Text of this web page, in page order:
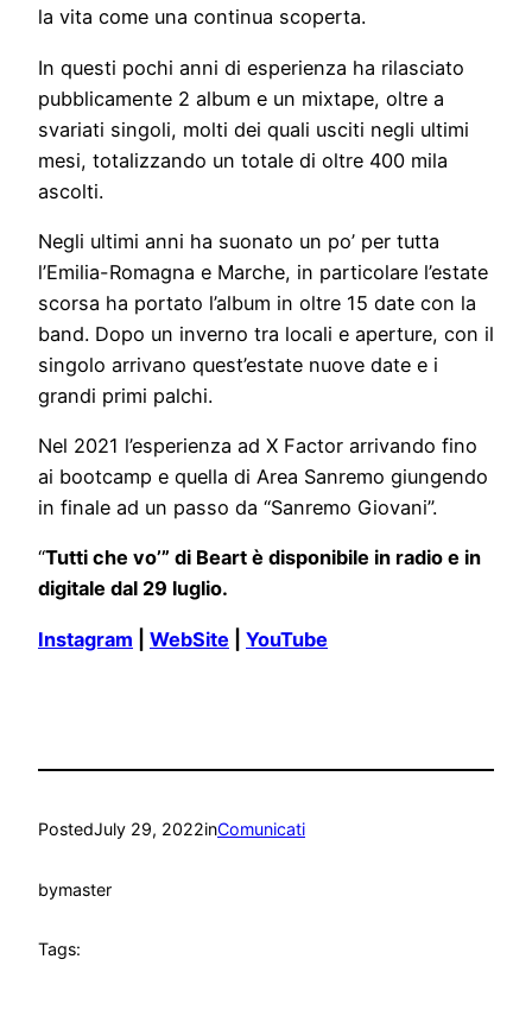
la vita come una continua scoperta.
In questi pochi anni di esperienza ha rilasciato
pubblicamente 2 album e un mixtape, oltre a
svariati singoli, molti dei quali usciti negli ultimi
mesi, totalizzando un totale di oltre 400 mila
ascolti.
Negli ultimi anni ha suonato un po’ per tutta
l’Emilia-Romagna e Marche, in particolare l’estate
scorsa ha portato l’album in oltre 15 date con la
band. Dopo un inverno tra locali e aperture, con il
singolo arrivano quest’estate nuove date e i
grandi primi palchi.
Nel 2021 l’esperienza ad X Factor arrivando fino
ai bootcamp e quella di Area Sanremo giungendo
in finale ad un passo da “Sanremo Giovani”.
“Tutti che vo’” di Beart è disponibile in radio e in
digitale dal 29 luglio.
Instagram WebSite YouTube
PostedJuly 29, 2022inComunicati
bymaster
Tags: